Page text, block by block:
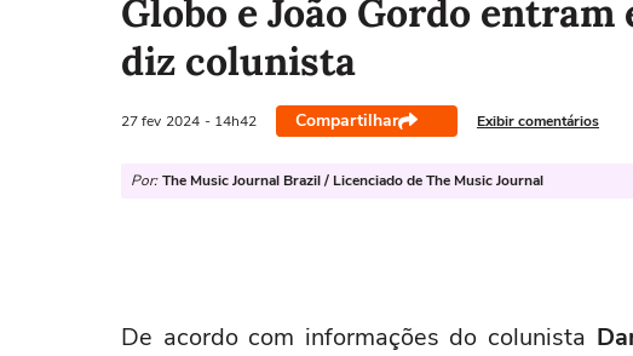
Globo e João Gordo
diz colunista
27 fev 2024 - 14h42 Compartilhar Exibir comentários
Por: The Music Journal Brazil / Licenciado de The Music Journal
De acordo com informações do colunista